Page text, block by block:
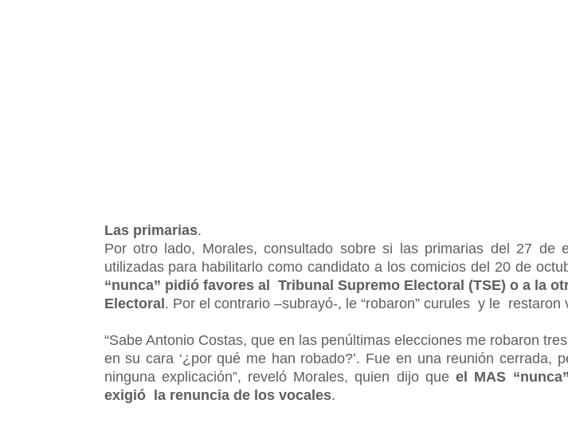
Las primarias.
Por otro lado, Morales, consultado sobre si las primarias del 27 de
utilizadas para habilitarlo como candidato a los comicios del 20 de
“nunca” pidió favores al Tribunal Supremo Electoral (TSE) o a la
Electoral . Por el contrario –subrayó-, le “robaron” curules y le restaron
“Sabe Antonio Costas, que en las penúltimas elecciones me robaron
en su cara ‘¿por qué me han robado?’. Fue en una reunión cerrada,
ninguna explicación”, reveló Morales, quien dijo queel MAS
exigió la renuncia de los vocales.